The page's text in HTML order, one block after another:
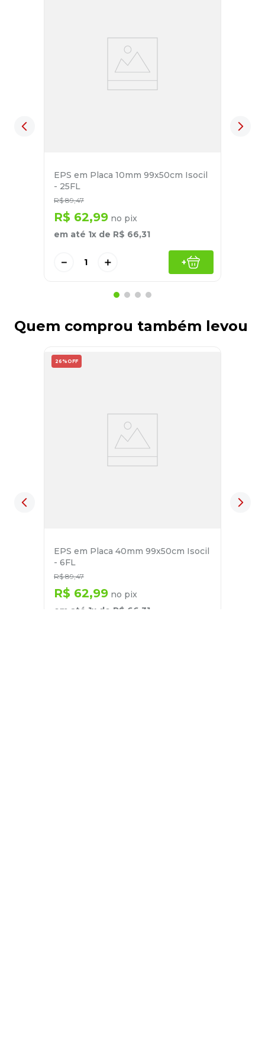
EPS em Placa 10mm 99x50cm Isocil
- 25FL
R$ 89,47
R$ 62,99 no pix
em até 1x de R$ 66,31
＋
－ +
Quem comprou também levou
26% OFF
EPS em Placa 40mm 99x50cm Isocil
- 6FL
R$ 89,47
R$ 62,99 no pix
em até 1x de R$ 66 31